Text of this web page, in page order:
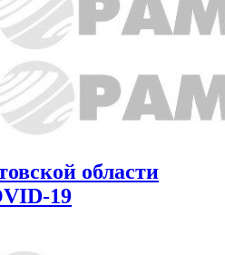
области
19